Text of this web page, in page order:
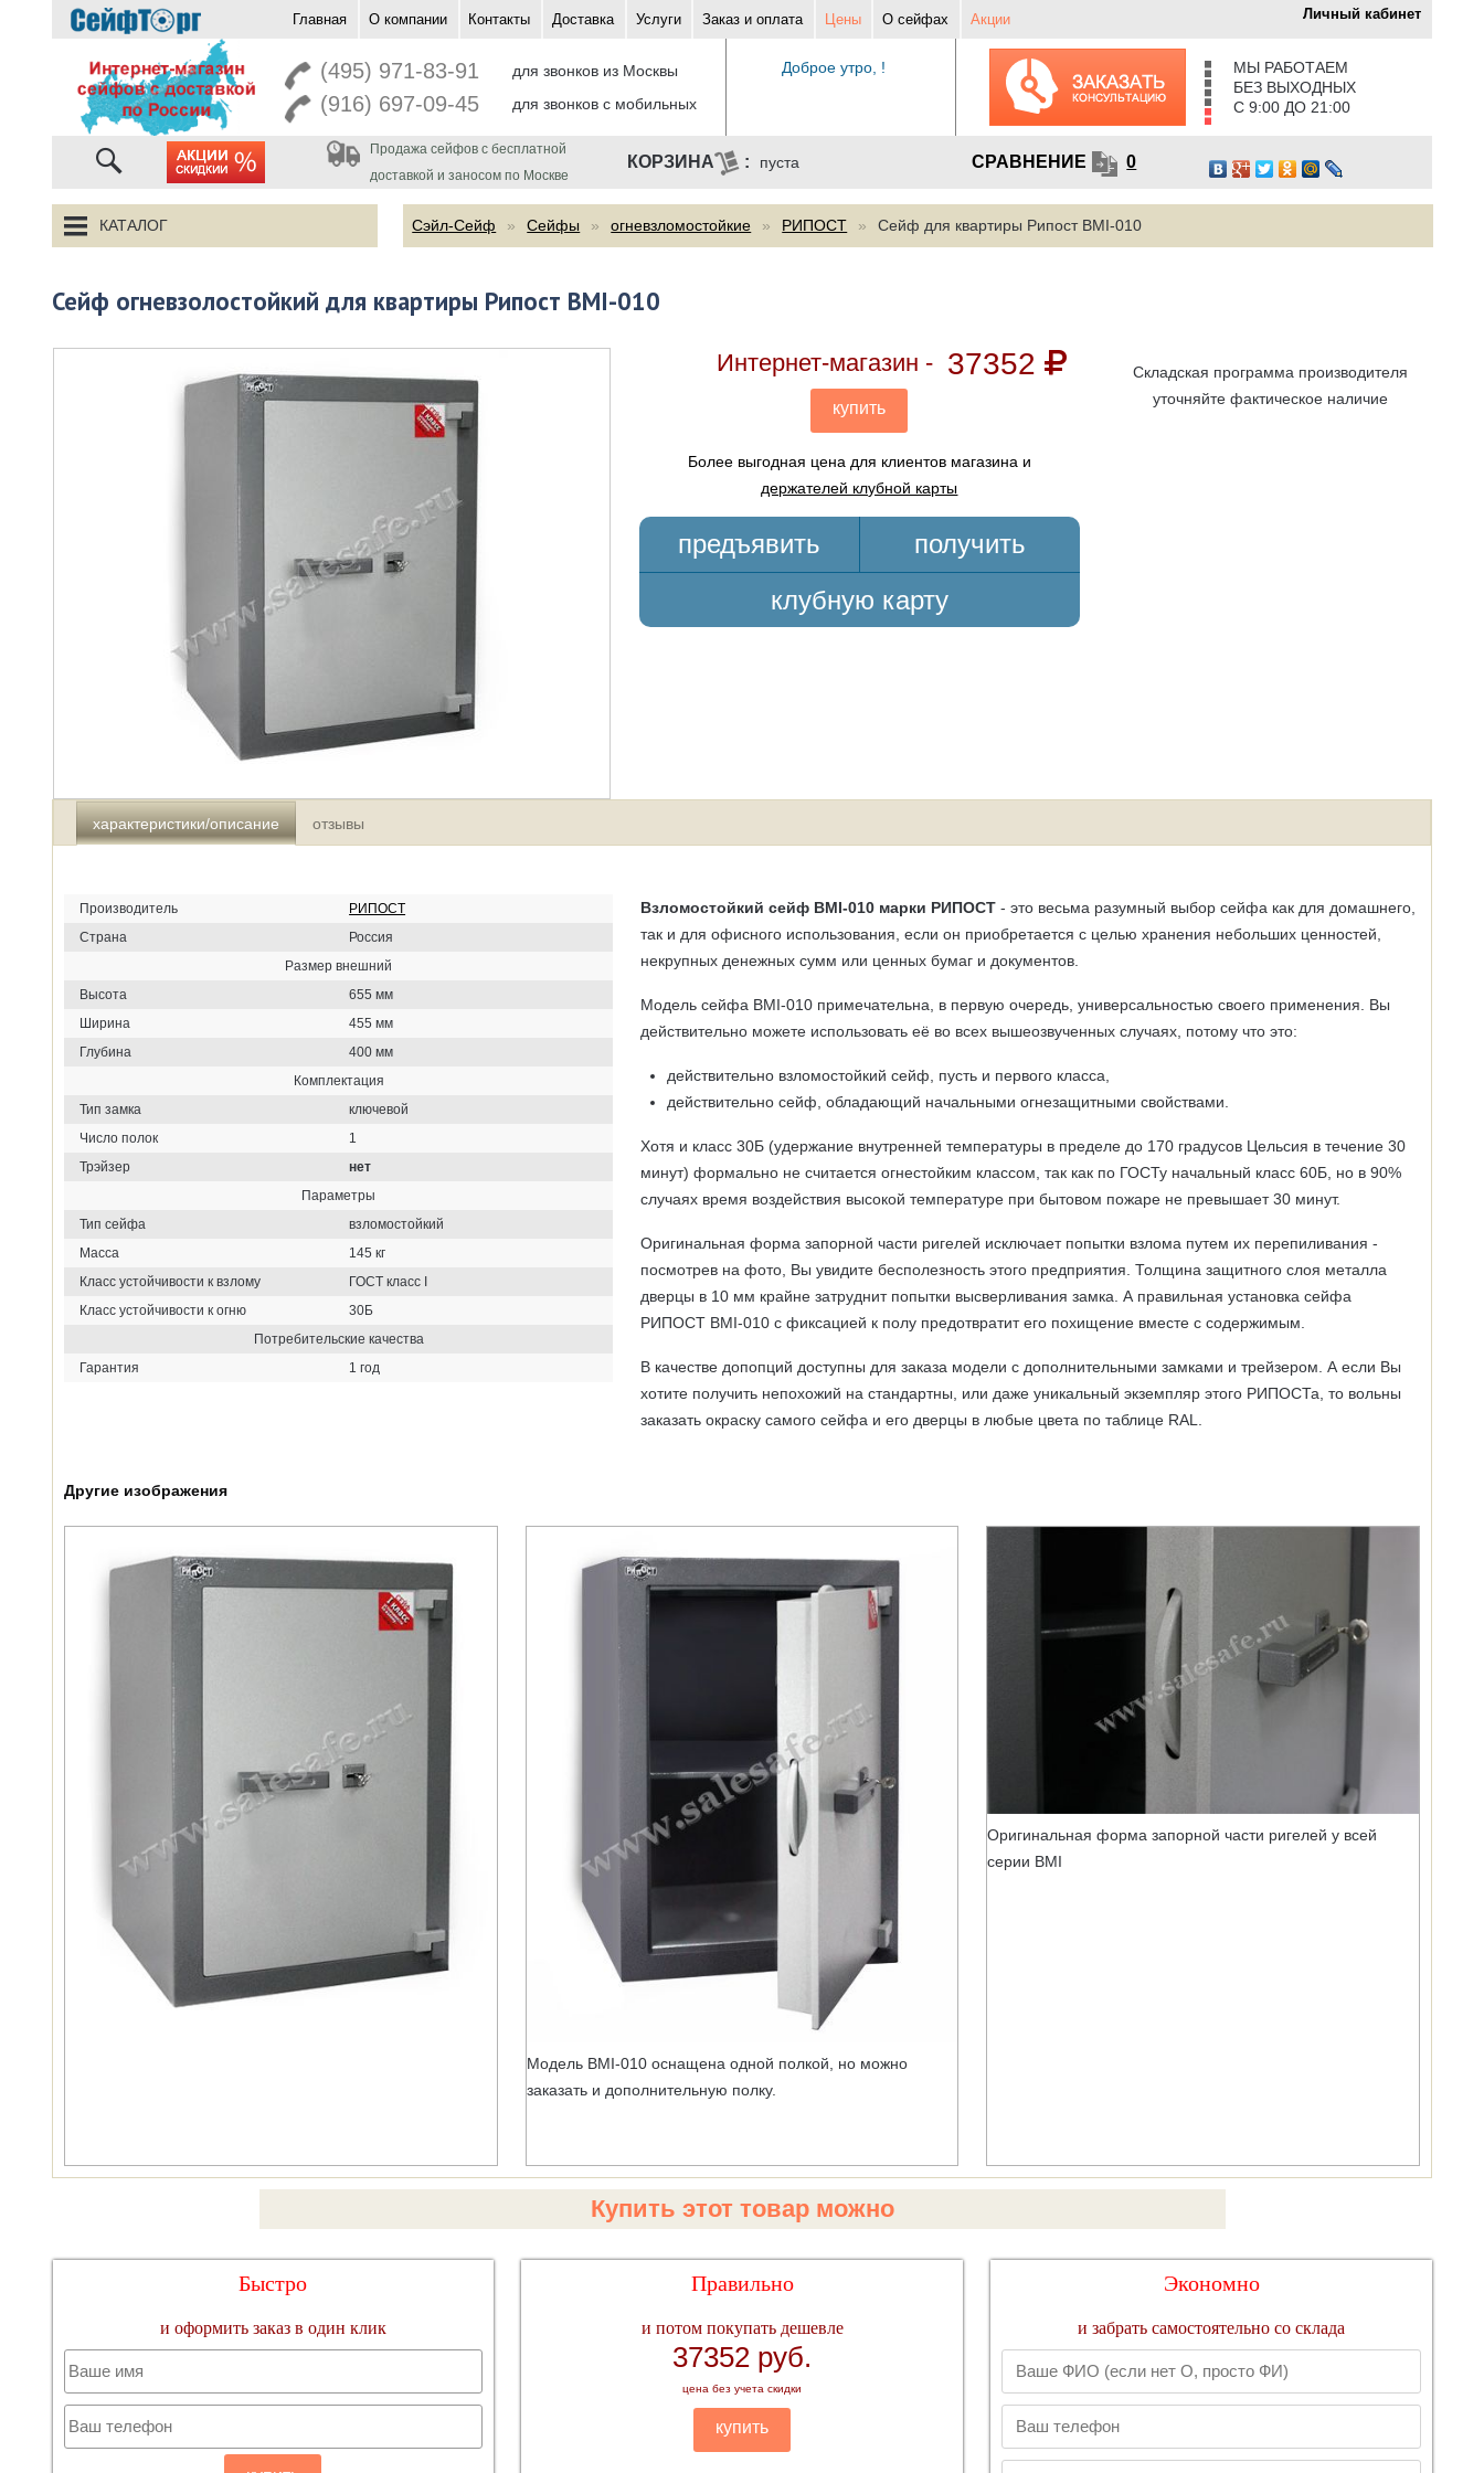
Главная О компании Контакты Доставка Услуги Заказ и оплата Цены О сейфах Акции Личный кабинет
(495) 971-83-91 для звонков из Москвы
(916) 697-09-45 для звонков с мобильных
Доброе утро, !
МЫ РАБОТАЕМ
БЕЗ ВЫХОДНЫХ
С 9:00 ДО 21:00
акции
Продажа сейфов с бесплатной
доставкой и заносом по Москве
пуста СРАВНЕНИЕ 0
КАТАЛОГ Сэйл-Сейф Сейфы огневзломостойкие РИПОСТ Сейф для квартиры Рипост BMI-010
Сейф огневзолостойкий для квартиры Рипост BMI-010
Интернет-магазин 37352
купить
Более выгодная цена для клиентов магазина и
держателей клубной карты
предъявить
получить
клубную карту
Складская программа производителя
уточняйте фактическое наличие
характеристики/описание отзывы
Производитель
РИПОСТ
Страна
Россия
Размер внешний
Высота
655 мм
Ширина
455 мм
Глубина
400 мм
Комплектация
Тип замка
ключевой
Число полок
1
Трэйзер
нет
Параметры
Тип сейфа
взломостойкий
Масса
145 кг
Класс устойчивости к взлому
ГОСТ класс I
Класс устойчивости к огню
30Б
Потребительские качества
Гарантия
1 год
Взломостойкий сейф BMI-010 марки РИПОСТ- это весьма разумный выбор сейфа как для домашнего,
так и для офисного использования, если он приобретается с целью хранения небольших ценностей,
некрупных денежных сумм или ценных бумаг и документов.
Модель сейфа BMI-010 примечательна, в первую очередь, универсальностью своего применения. Вы
действительно можете использовать её во всех вышеозвученных случаях, потому что это:
действительно взломостойкий сейф, пусть и первого класса,
действительно сейф, обладающий начальными огнезащитными свойствами.
Хотя и класс 30Б (удержание внутренней температуры в пределе до 170 градусов Цельсия в течение 30
минут) формально не считается огнестойким классом, так как по ГОСТу начальный класс 60Б, но в 90%
случаях время воздействия высокой температуре при бытовом пожаре не превышает 30 минут.
Оригинальная форма запорной части ригелей исключает попытки взлома путем их перепиливания -
посмотрев на фото, Вы увидите бесполезность этого предприятия. Толщина защитного слоя металла
дверцы в 10 мм крайне затруднит попытки высверливания замка. А правильная установка сейфа
РИПОСТ BMI-010 с фиксацией к полу предотвратит его похищение вместе с содержимым.
В качестве допопций доступны для заказа модели с дополнительными замками и трейзером. А если Вы
хотите получить непохожий на стандартны, или даже уникальный экземпляр этого РИПОСТа, то вольны
заказать окраску самого сейфа и его дверцы в любые цвета по таблице RAL.
Другие изображения
Модель BMI-010 оснащена одной полкой, но можно
заказать и дополнительную полку.
Оригинальная форма запорной части ригелей у всей
серии BMI
Купить этот товар можно
Быстро
и оформить заказ в один клик
Правильно
и потом покупать дешевле
37352 руб.
цена без учета скидки
купить
Экономно
и забрать самостоятельно со склада